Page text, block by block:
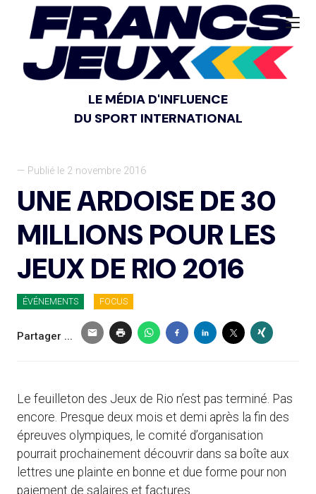
LE MÉDIA D'INFLUENCE
DU SPORT INTERNATIONAL
— Publié le 2 novembre 2016
UNE ARDOISE DE 30
MILLIONS POUR LES
JEUX DE RIO 2016
ÉVÉNEMENTS FOCUS
Partager ...
Le feuilleton des Jeux de Rio n’est pas terminé. Pas
encore. Presque deux mois et demi après la fin des
épreuves olympiques, le comité d’organisation
pourrait prochainement découvrir dans sa boîte aux
lettres une plainte en bonne et due forme pour non
paiement de salaires et factures.